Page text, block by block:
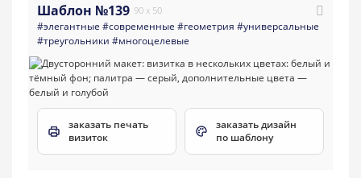
Шаблон №139 90 x 50
#элегантные #современные #геометрия #универсальные
#треугольники #многоцелевые
заказать печать
визиток
заказать дизайн
по шаблону